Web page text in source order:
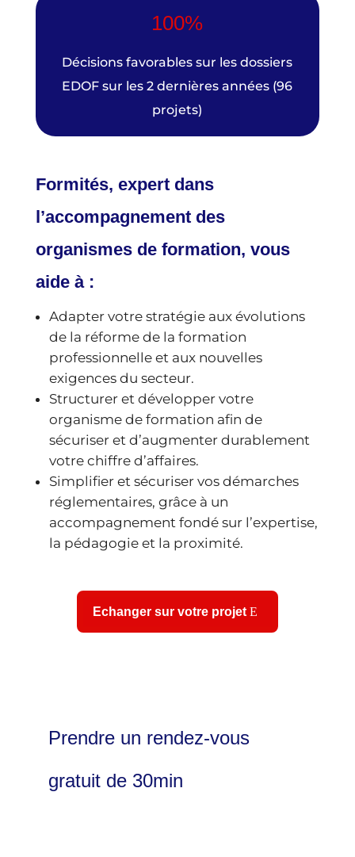
100%
Décisions favorables sur les dossiers
EDOF sur les 2 dernières années (96
projets)
Formités, expert dans
l’accompagnement des
organismes de formation, vous
aide à :
Adapter votre stratégie aux évolutions
de la réforme de la formation
professionnelle et aux nouvelles
exigences du secteur.
Structurer et développer votre
organisme de formation afin de
sécuriser et d’augmenter durablement
votre chiffre d’affaires.
Simplifier et sécuriser vos démarches
réglementaires, grâce à un
accompagnement fondé sur l’expertise,
la pédagogie et la proximité.
Echanger sur votre projet
Prendre un rendez-vous
gratuit de 30min